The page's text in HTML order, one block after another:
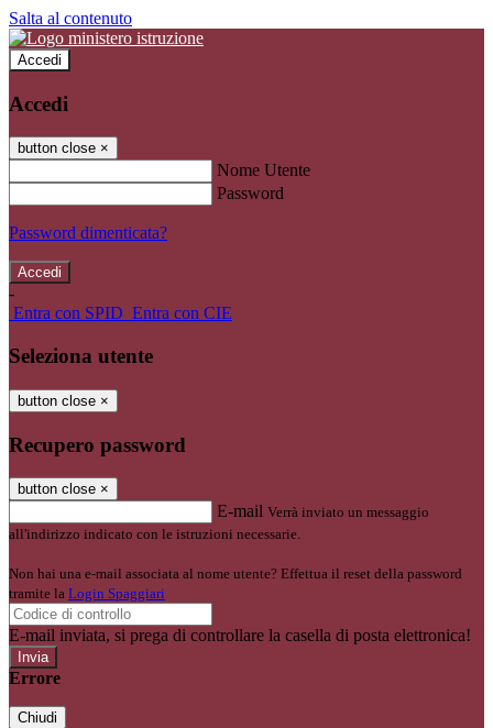
Salta al contenuto
Accedi
Accedi
button close ×
Nome Utente
Password
Password dimenticata?
-
Entra con SPID Entra con CIE
Seleziona utente
button close ×
Recupero password
button close ×
E-mail Verrà inviato un messaggio
all'indirizzo indicato con le istruzioni necessarie.
Non hai una e-mail associata al nome utente? Effettua il reset della password
tramite la Login Spaggiari
E-mail inviata, si prega di controllare la casella di posta elettronica!
Errore
Chiudi